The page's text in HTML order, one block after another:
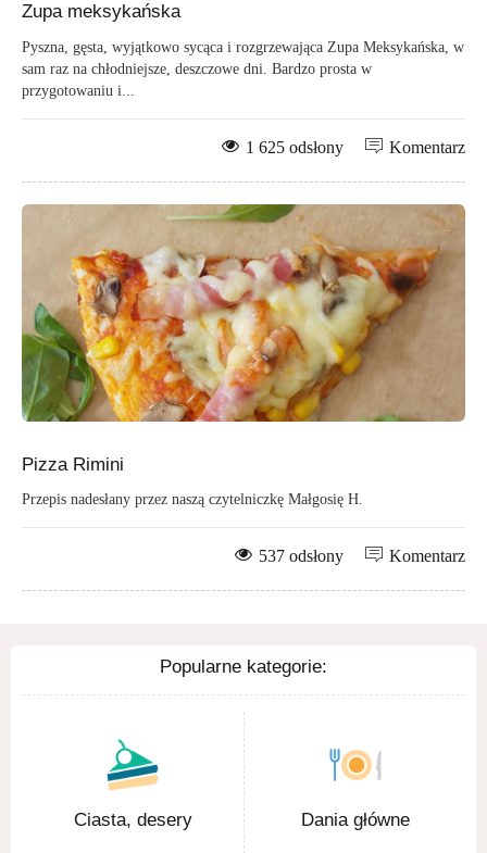
Zupa meksykańska
Pyszna, gęsta, wyjątkowo sycąca i rozgrzewająca Zupa Meksykańska, w
sam raz na chłodniejsze, deszczowe dni. Bardzo prosta w
przygotowaniu i...
Komentarz
1 625 odsłony
Pizza Rimini
Przepis nadesłany przez naszą czytelniczkę Małgosię H.
Komentarz
537 odsłony
Popularne kategorie:
Ciasta, desery Dania główne